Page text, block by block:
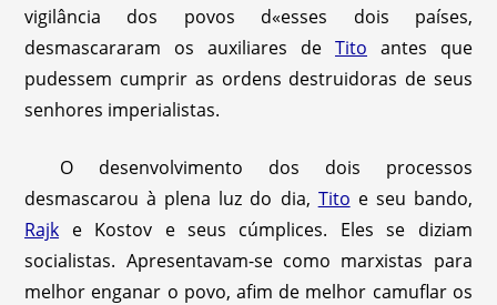
vigilância dos povos d«esses dois países,
desmascararam os auxiliares de Tito antes que
pudessem cumprir as ordens destruidoras de seus
senhores imperialistas.
O desenvolvimento dos dois processos
desmascarou à plena luz do dia, Tito e seu bando,
Rajk e Kostov e seus cúmplices. Eles se diziam
socialistas. Apresentavam-se como marxistas para
melhor enganar o povo, afim de melhor camuflar os